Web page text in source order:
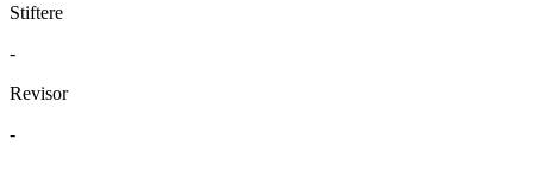
Stiftere
-
Revisor
-